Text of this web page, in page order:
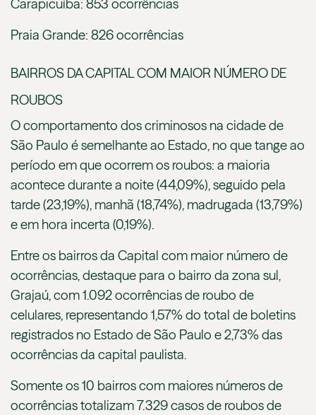
Carapicuíba: 853 ocorrências
Praia Grande: 826 ocorrências
BAIRROS DA CAPITAL COM MAIOR NÚMERO DE
ROUBOS
O comportamento dos criminosos na cidade de
São Paulo é semelhante ao Estado, no que tange ao
período em que ocorrem os roubos: a maioria
acontece durante a noite (44,09%), seguido pela
tarde (23,19%), manhã (18,74%), madrugada (13,79%)
e em hora incerta (0,19%).
Entre os bairros da Capital com maior número de
ocorrências, destaque para o bairro da zona sul,
Grajaú, com 1.092 ocorrências de roubo de
celulares, representando 1,57% do total de boletins
registrados no Estado de São Paulo e 2,73% das
ocorrências da capital paulista.
Somente os 10 bairros com maiores números de
ocorrências totalizam 7.329 casos de roubos de